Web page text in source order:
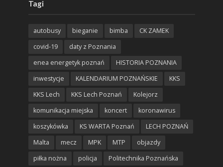
Tagi
autobusy bieganie bimba
CK ZAMEK
covid-19
daty z Poznania
enea energetyk poznań
HISTORIA POZNANIA
inwestycje
KALENDARIUM POZNAŃSKIE
KKS
KKS Lech
KKS Lech Poznań
Kolejorz
komunikacja miejska
koncert
koronawirus
koszykówka
KS WARTA Poznań
LECH POZNAŃ
Malta
mecz MPK MTP
objazdy
piłka nożna
policja Politechnika Poznańska